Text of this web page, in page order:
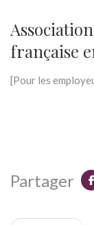
française
[Pour les
Partager